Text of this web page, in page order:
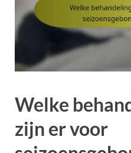
Welke
zijn er voor